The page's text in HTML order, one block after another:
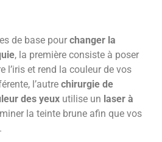
de base pour changer la
, la première consiste à poser
l’iris et rend la couleur de vos
l’autre chirurgie de
des yeux utilise un laser à
la teinte brune afin que vos